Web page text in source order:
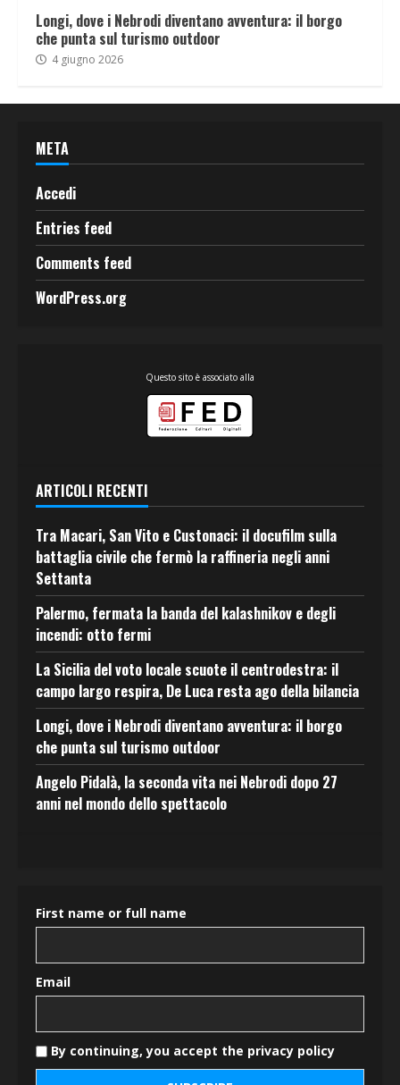
Longi, dove i Nebrodi diventano avventura: il borgo
che punta sul turismo outdoor
4 giugno 2026
META
Accedi
Entries feed
Comments feed
WordPress.org
Questo sito è associato alla
ARTICOLI RECENTI
Tra Macari, San Vito e Custonaci: il docufilm sulla
battaglia civile che fermò la raffineria negli anni
Settanta
Palermo, fermata la banda del kalashnikov e degli
incendi: otto fermi
La Sicilia del voto locale scuote il centrodestra: il
campo largo respira, De Luca resta ago della bilancia
Longi, dove i Nebrodi diventano avventura: il borgo
che punta sul turismo outdoor
Angelo Pidalà, la seconda vita nei Nebrodi dopo 27
anni nel mondo dello spettacolo
First name or full name
Email
By continuing, you accept the privacy policy